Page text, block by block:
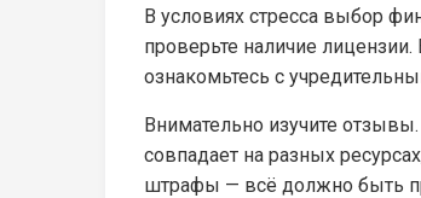
В условиях стресса выбор
проверьте наличие
ознакомьтесь с
Внимательно изучите
совпадает на разных
штрафы — всё должно быть